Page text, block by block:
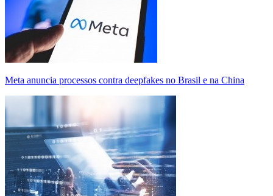
Meta anuncia processos contra deepfakes no Brasil e na China